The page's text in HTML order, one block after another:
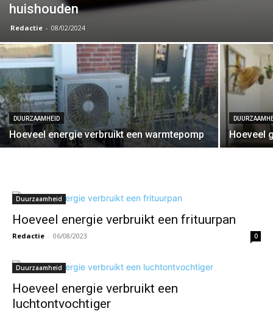
huishouden
Redactie - 08/02/2024
DUURZAAMHEID
Hoeveel energie verbruikt een warmtepomp Hoeveel
Duurzaamheid
Hoeveel energie verbruikt een frituurpan
Redactie - 06/08/2023 0
Duurzaamheid
Hoeveel energie verbruikt een
luchtontvochtiger